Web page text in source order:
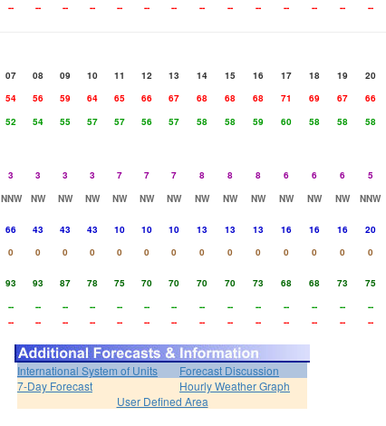
-- -- -- -- -- -- -- -- -- -- -- -- -- --
07 08 09 10 11 12 13 14 15 16 17 18 19 20
54 56 59 64 65 66 67 68 68 68 71 69 67 66
52 54 55 57 57 56 57 58 58 59 60 58 58 58
3 3 3 3 7 7 7 8 8 8 6 6 6 5
NNW NW NW NW NW NW NW NW NW NW NW NW NW NNW
66 43 43 43 10 10 10 13 13 13 16 16 16 20
0 0 0 0 0 0 0 0 0 0 0 0 0 0
93 93 87 78 75 70 70 70 70 73 68 68 73 75
-- -- -- -- -- -- -- -- -- -- -- -- -- --
-- -- -- -- -- -- -- -- -- -- -- -- -- --
International System of Units
Forecast Discussion
7-Day Forecast
Hourly Weather Graph
User Defined Area